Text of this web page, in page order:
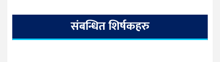
संबन्धित शिर्षकहरु